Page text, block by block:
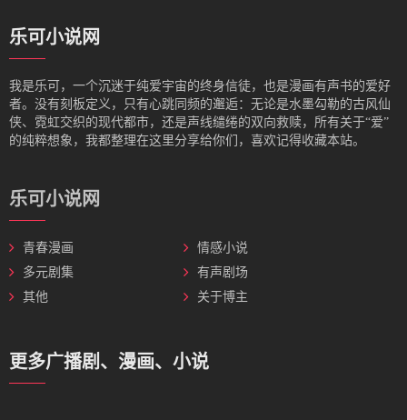
乐可小说网
我是‌乐可，一个沉迷于纯爱宇宙的终身信徒，也是漫画有声书的爱好
者。没有刻板定义，只有心跳同频的邂逅：无论是水墨勾勒的古风仙
侠、霓虹交织的现代都市，还是声线缱绻的双向救赎，所有关于“爱”
的纯粹想象，我都整理在这里分享给你们，喜欢记得收藏本站。
乐可小说网
青春漫画
情感小说
多元剧集
有声剧场
其他
关于博主
更多广播剧、漫画、小说